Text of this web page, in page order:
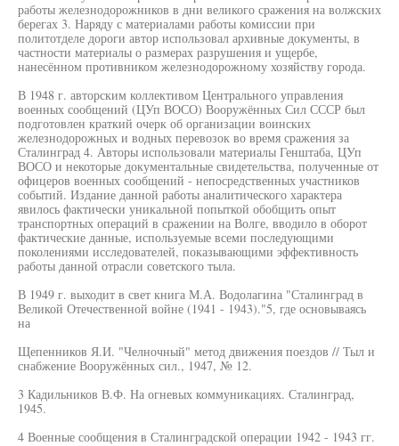
работы железнодорожников в дни великого сражения на волжских
берегах 3. Наряду с материалами работы комиссии при
политотделе дороги автор использовал архивные документы, в
частности материалы о размерах разрушения и ущербе,
нанесённом противником железнодорожному хозяйству города.
В 1948 г. авторским коллективом Центрального управления
военных сообщений (ЦУп ВОСО) Вооружённых Сил СССР был
подготовлен краткий очерк об организации воинских
железнодорожных и водных перевозок во время сражения за
Сталинград 4. Авторы использовали материалы Генштаба, ЦУп
ВОСО и некоторые документальные свидетельства, полученные от
офицеров военных сообщений - непосредственных участников
событий. Издание данной работы аналитического характера
явилось фактически уникальной попыткой обобщить опыт
транспортных операций в сражении на Волге, вводило в оборот
фактические данные, используемые всеми последующими
поколениями исследователей, показывающими эффективность
работы данной отрасли советского тыла.
В 1949 г. выходит в свет книга М.А. Водолагина "Сталинград в
Великой Отечественной войне (1941 - 1943)."5, где основываясь
на
Щепенников Я.И. "Челночный" метод движения поездов // Тыл и
снабжение Вооружённых сил., 1947, № 12.
3 Кадильников В.Ф. На огневых коммуникациях. Сталинград,
1945.
4 Военные сообщения в Сталинградской операции 1942 - 1943 гг.